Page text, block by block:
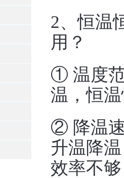
2、恒温
用？
① 温度
温，恒
② 降温
升温降
效率不